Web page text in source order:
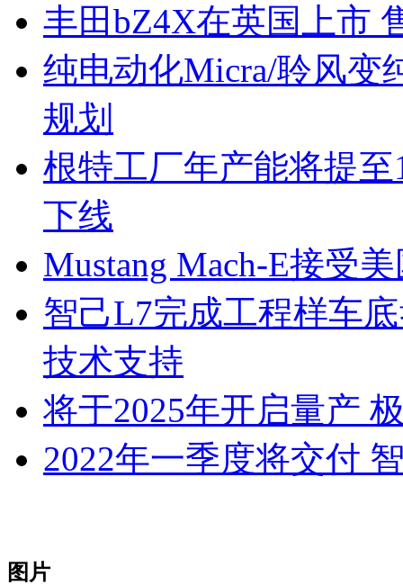
丰田bZ4X在英国上市
纯电动化Micra/聆风变
规划
根特工厂年产能将提至
下线
Mustang Mach-E接受
智己L7完成工程样车
技术支持
将于2025年开启量产
2022年一季度将交付
图片